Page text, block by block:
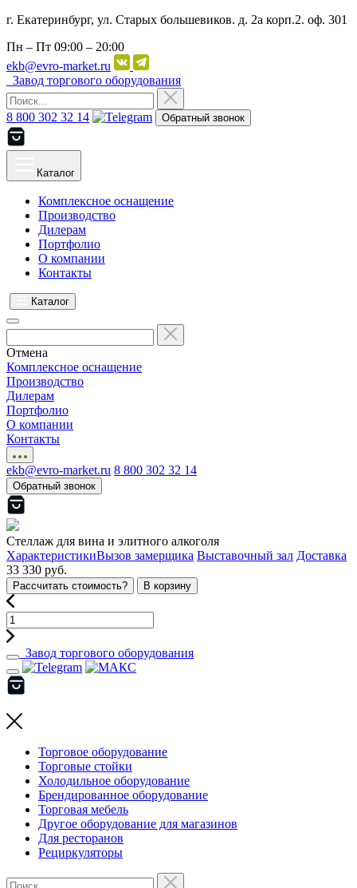
г. Екатеринбург, ул. Старых большевиков. д. 2а корп.2. оф. 301
Пн – Пт 09:00 – 20:00
ekb@evro-market.ru
Завод торгового оборудования
8 800 302 32 14 Обратный звонок
Каталог
Комплексное оснащение
Производство
Дилерам
Портфолио
О компании
Контакты
Каталог
Отмена
Комплексное оснащение
Производство
Дилерам
Портфолио
О компании
Контакты
ekb@evro-market.ru 8 800 302 32 14
Обратный звонок
Стеллаж для вина и элитного алкоголя
ХарактеристикиВызов замерщика Выставочный зал Доставка
33 330 руб.
Рассчитать стоимость? В корзину
Завод торгового оборудования
Торговое оборудование
Торговые стойки
Холодильное оборудование
Брендированное оборудование
Торговая мебель
Другое оборудование для магазинов
Для ресторанов
Рециркуляторы